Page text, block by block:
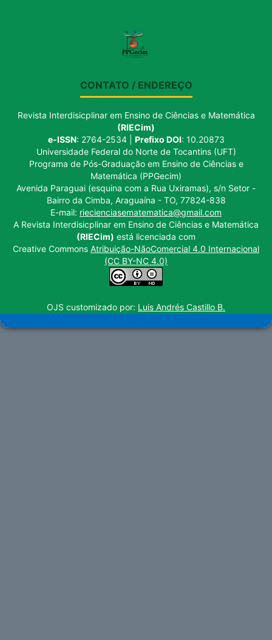
CONTATO / ENDEREÇO
Revista Interdisicplinar em Ensino de Ciências e Matemática
(RIECim)
e-ISSN: 2764-2534 | Prefixo DOI: 10.20873
Universidade Federal do Norte de Tocantins (UFT)
Programa de Pós-Graduação em Ensino de Ciências e
Matemática (PPGecim)
Avenida Paraguai (esquina com a Rua Uxiramas), s/n Setor -
Bairro da Cimba, Araguaína - TO, 77824-838
E-mail: riecienciasematematica@gmail.com
A Revista Interdisicplinar em Ensino de Ciências e Matemática
(RIECim) está licenciada com
Creative Commons Atribuição-NãoComercial 4.0 Internacional
(CC BY-NC 4.0)
OJS customizado por: Luis Andrés Castillo B.